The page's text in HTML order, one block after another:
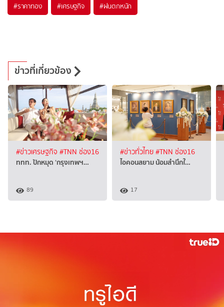
#ราคาทอง #เศรษฐกิจ #ฝนตกหนัก
ข่าวที่เกี่ยวข้อง
#ข่าวเศรษฐกิจ #TNN ช่อง16
ททท. ปักหมุด ‘กรุงเทพฯ…
89
#ข่าวทั่วไทย#TNN ช่อง16
ไอคอนสยาม น้อมสำนึกใ…
17